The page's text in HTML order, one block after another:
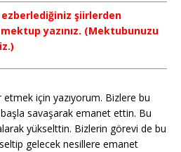
şiirlerden
yazınız. (Mektubunuzu
için yazıyorum. Bizlere bu
savaşarak emanet ettin. Bu
yükselttin. Bizlerin görevi de bu
gelecek nesillere emanet